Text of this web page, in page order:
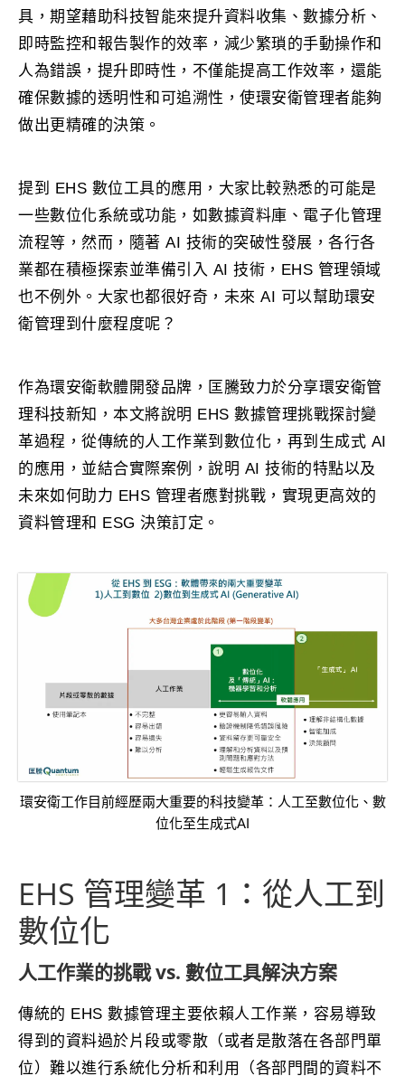
具，期望藉助科技智能來提升資料收集、數據分析、
即時監控和報告製作的效率，減少繁瑣的手動操作和
人為錯誤，提升即時性，不僅能提高工作效率，還能
確保數據的透明性和可追溯性，使環安衛管理者能夠
做出更精確的決策。
提到 EHS 數位工具的應用，大家比較熟悉的可能是
一些數位化系統或功能，如數據資料庫、電子化管理
流程等，然而，隨著 AI 技術的突破性發展，各行各
業都在積極探索並準備引入 AI 技術，EHS 管理領域
也不例外。大家也都很好奇，未來 AI 可以幫助環安
衛管理到什麼程度呢？
作為環安衛軟體開發品牌，匡騰致力於分享環安衛管
理科技新知，本文將說明 EHS 數據管理挑戰探討變
革過程，從傳統的人工作業到數位化，再到生成式 AI
的應用，並結合實際案例，說明 AI 技術的特點以及
未來如何助力 EHS 管理者應對挑戰，實現更高效的
資料管理和 ESG 決策訂定。
環安衛工作目前經歷兩大重要的科技變革：人工至數位化、數
位化至生成式AI
EHS 管理變革 1：從人工到
數位化
人工作業的挑戰 vs. 數位工具解決方案
傳統的 EHS 數據管理主要依賴人工作業，容易導致
得到的資料過於片段或零散（或者是散落在各部門單
位）難以進行系統化分析和利用（各部門間的資料不